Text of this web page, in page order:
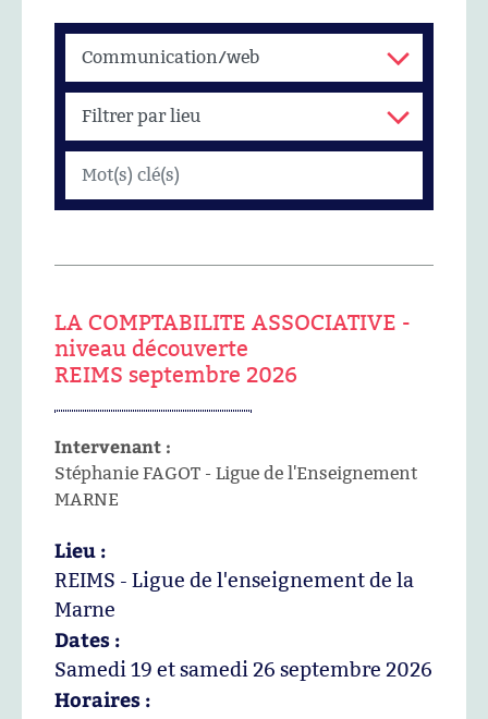
LA COMPTABILITE ASSOCIATIVE -
niveau découverte
REIMS septembre 2026
Intervenant :
Stéphanie FAGOT - Ligue de l'Enseignement
MARNE
Lieu :
REIMS - Ligue de l'enseignement de la
Marne
Dates :
Samedi 19 et samedi 26 septembre 2026
Horaires :